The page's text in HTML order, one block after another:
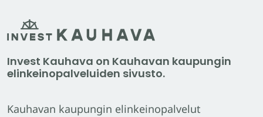
Invest Kauhava on Kauhavan kaupungin
elinkeinopalveluiden sivusto.
Kauhavan kaupungin elinkeinopalvelut